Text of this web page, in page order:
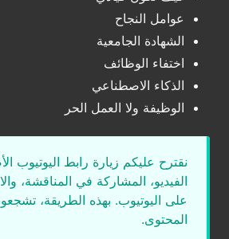
عوامل النجاح
الشهادة الجامعية
اختفاء الوظائف
الذكاء الاصطناعي
الوظيفة ولا العمل الحر
نقترح عليكم زيارة رابط اليوتيوب
الفيديو، المشاركة في المناقشة،
على اليوتيوب. بهذه الطريقة،
المحتوى.